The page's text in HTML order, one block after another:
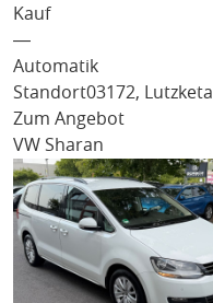
Kauf
―
Automatik
Standort03172, Lutzketal
Zum Angebot
VW Sharan